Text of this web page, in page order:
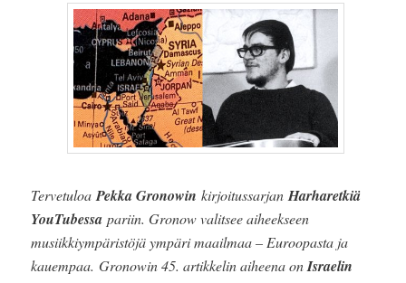
TervetuloaPekka Gronowin kirjoitussarjanHarharetkiä
YouTubessa pariin. Gronow valitsee aiheekseen
musiikkiympäristöjä ympäri maailmaa – Euroopasta ja
kauempaa. Gronowin 45. artikkelin aiheena onIsraelin